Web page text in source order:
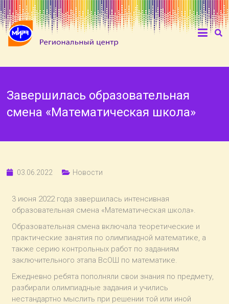
Завершилась образовательная
смена «Математическая школа»
03.06.2022 Новости
3 июня 2022 года завершилась интенсивная
образовательная смена «Математическая школа».
Образовательная смена включала теоретические и
практические занятия по олимпиадной математике, а
также серию контрольных работ по заданиям
заключительного этапа ВсОШ по математике.
Ежедневно ребята пополняли свои знания по предмету,
разбирали олимпиадные задания и учились
нестандартно мыслить при решении той или иной